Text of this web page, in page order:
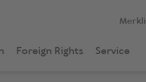
Foreign Rights Service